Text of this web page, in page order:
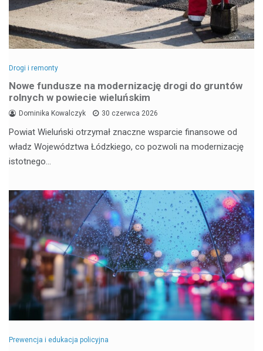
Drogi i remonty
Nowe fundusze na modernizację drogi do gruntów
rolnych w powiecie wieluńskim
Dominika Kowalczyk 30 czerwca 2026
Powiat Wieluński otrzymał znaczne wsparcie finansowe od
władz Województwa Łódzkiego, co pozwoli na modernizację
istotnego…
Prewencja i edukacja policyjna